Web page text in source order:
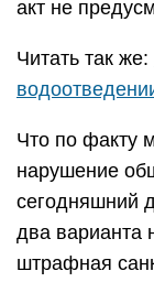
акт не
Читать так же:
Что по факту
нарушение
сегодняшний
два варианта
штрафная